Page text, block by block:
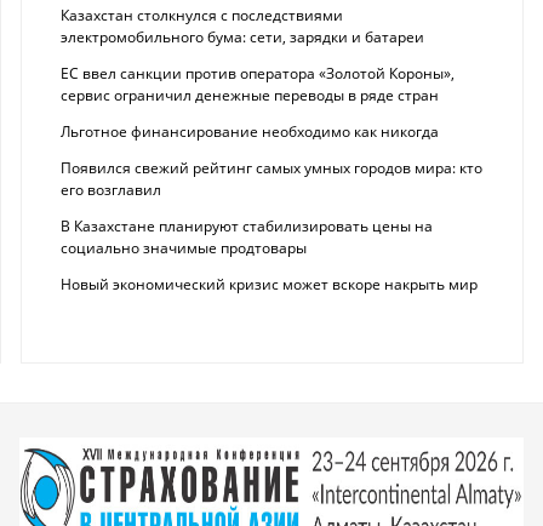
Казахстан столкнулся с последствиями
электромобильного бума: сети, зарядки и батареи
ЕС ввел санкции против оператора «Золотой Короны»,
сервис ограничил денежные переводы в ряде стран
Льготное финансирование необходимо как никогда
Появился свежий рейтинг самых умных городов мира: кто
его возглавил
В Казахстане планируют стабилизировать цены на
социально значимые продтовары
Новый экономический кризис может вскоре накрыть мир